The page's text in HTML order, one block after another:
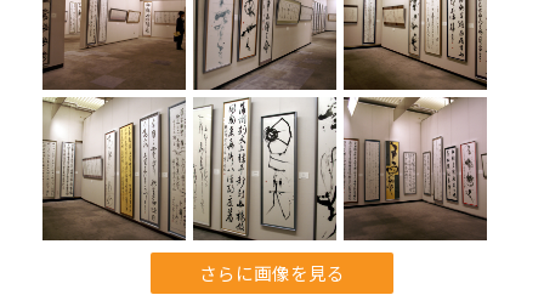
さらに画像を見る